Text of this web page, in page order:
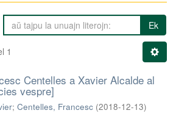
Ek
1
Centelles a Xavier Alcalde al
vespre]
; Centelles, Francesc (2018-12-13)